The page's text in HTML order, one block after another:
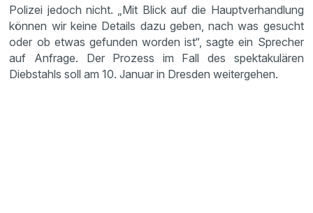
Polizei jedoch nicht. „Mit Blick auf die Hauptverhandlung
können wir keine Details dazu geben, nach was gesucht
oder ob etwas gefunden worden ist“, sagte ein Sprecher
auf Anfrage. Der Prozess im Fall des spektakulären
Diebstahls soll am 10. Januar in Dresden weitergehen.